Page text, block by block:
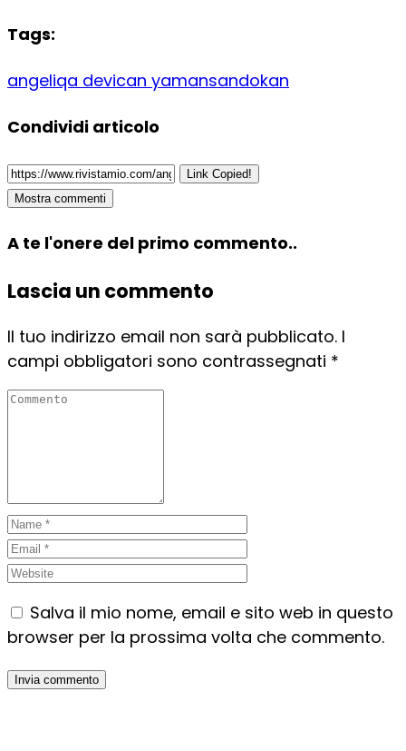
Tags:
angeliqa devican yamansandokan
Condividi articolo
Link Copied!
Mostra commenti
A te l'onere del primo commento..
Lascia un commento
Il tuo indirizzo email non sarà pubblicato. I
campi obbligatori sono contrassegnati *
Salva il mio nome, email e sito web in questo
browser per la prossima volta che commento.